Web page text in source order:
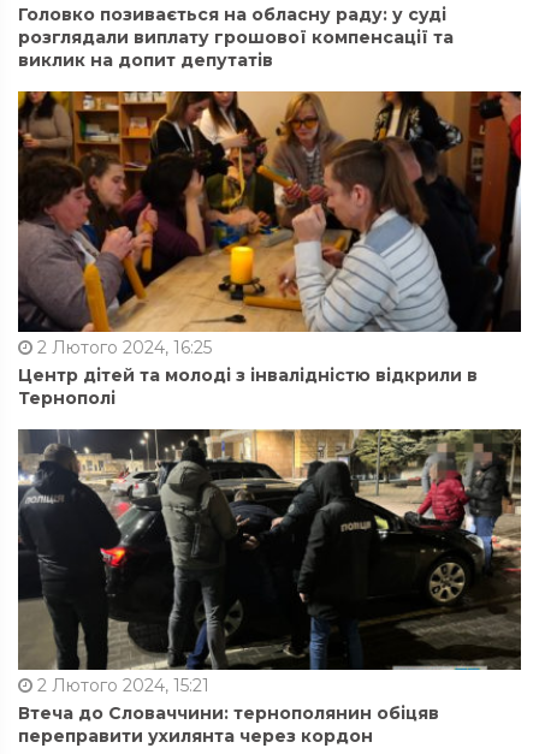
Головко позивається на обласну раду: у суді
розглядали виплату грошової компенсації та
виклик на допит депутатів
2 Лютого 2024, 16:25
Центр дітей та молоді з інвалідністю відкрили в
Тернополі
2 Лютого 2024, 15:21
Втеча до Словаччини: тернополянин обіцяв
переправити ухилянта через кордон